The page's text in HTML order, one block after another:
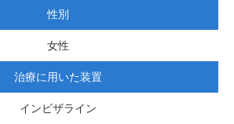
性別
女性
治療に用いた装置
インビザライン